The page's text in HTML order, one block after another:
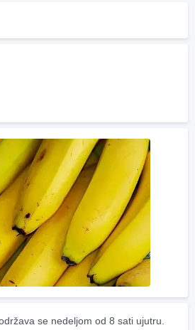
se nedeljom od 8 sati ujutru.